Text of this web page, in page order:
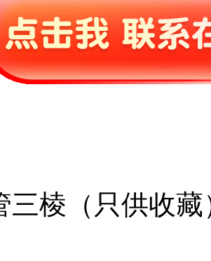
三棱（只供收藏